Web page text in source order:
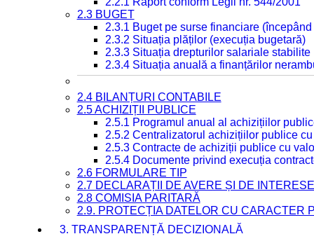
2.3 BUGET
2.3.1 Buget pe surse financiare
2.3.2 Situația plăților (execuția bugetară)
2.3.3 Situația drepturilor salariale
2.3.4 Situația anuală a finanțărilor
2.4 BILANȚURI CONTABILE
2.5 ACHIZIȚII PUBLICE
2.5.1 Programul anual al achizițiilor
2.5.2 Centralizatorul achizițiilor publice
2.5.3 Contracte de achiziții publice cu
2.5.4 Documente privind execuția
2.6 FORMULARE TIP
2.7 DECLARAȚII DE AVERE ȘI DE INTERESE
2.8 COMISIA PARITARĂ
2.9. PROTECȚIA DATELOR CU CARACTER
3. TRANSPARENȚĂ DECIZIONALĂ